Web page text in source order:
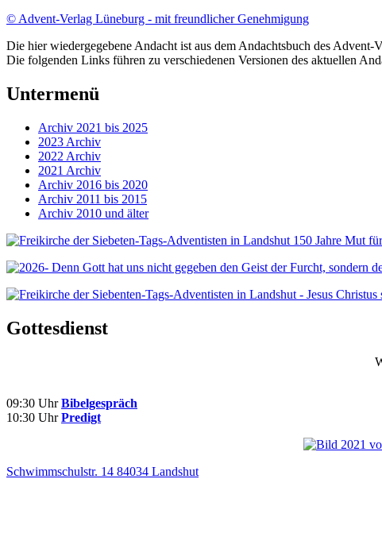
© Advent-Verlag Lüneburg - mit freundlicher Genehmigung
Die hier wiedergegebene Andacht ist aus dem Andachtsbuch des Advent-
Die folgenden Links führen zu verschiedenen Versionen des aktuellen
Untermenü
Archiv 2021 bis 2025
2023 Archiv
2022 Archiv
2021 Archiv
Archiv 2016 bis 2020
Archiv 2011 bis 2015
Archiv 2010 und älter
Gottesdienst
09:30 UhrBibelgespräch
10:30 UhrPredigt
Schwimmschulstr. 14 84034 Landshut